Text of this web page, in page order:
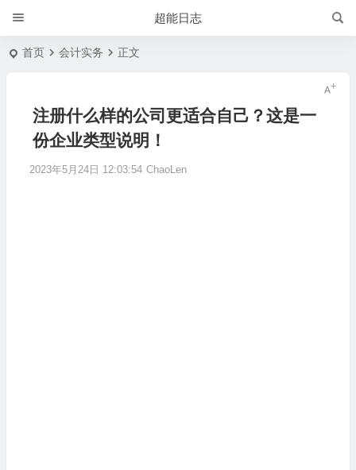
超能日志
首页 会计实务 正文
注册什么样的公司更适合自己？这是一
份企业类型说明！
2023年5月24日 12:03:54 ChaoLen